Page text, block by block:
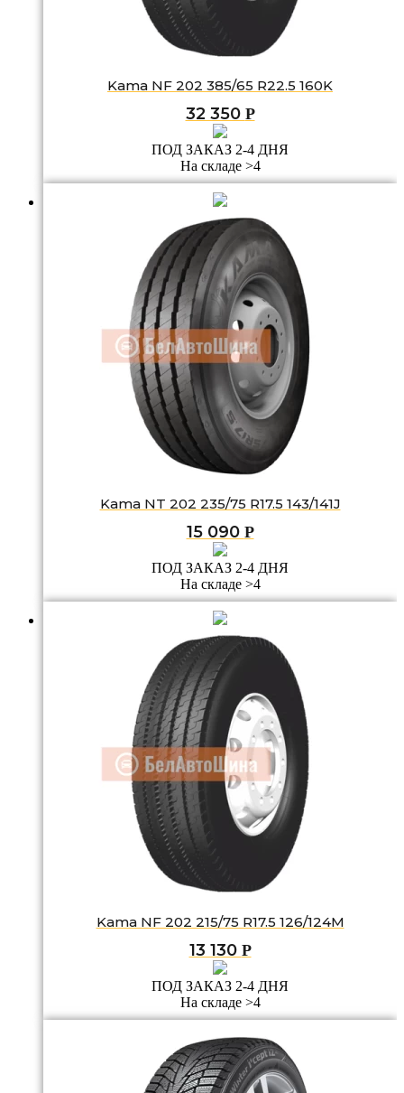
Kama NF 202 385/65 R22.5 160K
32 350 Р
ПОД ЗАКАЗ 2-4 ДНЯ
На складе >4
Kama NT 202 235/75 R17.5 143/141J
15 090 Р
ПОД ЗАКАЗ 2-4 ДНЯ
На складе >4
Kama NF 202 215/75 R17.5 126/124M
13 130 Р
ПОД ЗАКАЗ 2-4 ДНЯ
На складе >4